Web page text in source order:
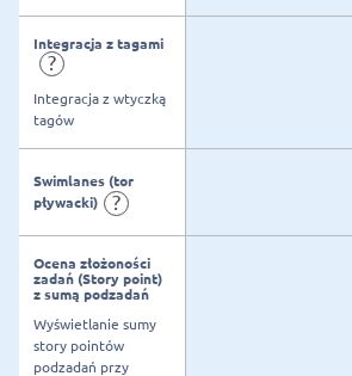
Integracja z tagami
?
Integracja z wtyczką
tagów
Swimlanes (tor
pływacki)
?
Ocena złożoności
zadań (Story point)
z sumą podzadań
Wyświetlanie sumy
story pointów
podzadań przy